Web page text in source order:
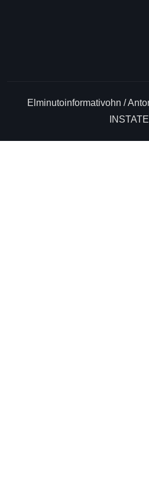
Elminutoinformativohn /